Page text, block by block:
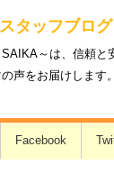
タッフブログ
～は、信頼と
声をお届けします
Facebook